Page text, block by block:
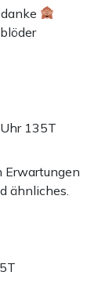
135T
Erwartungen
ähnliches.